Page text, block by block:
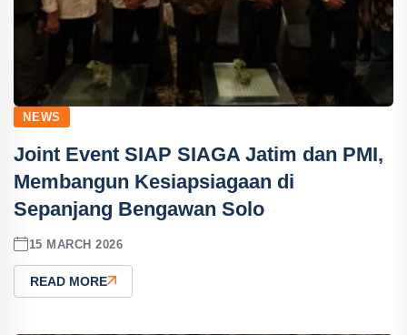
NEWS
Joint Event SIAP SIAGA Jatim dan PMI,
Membangun Kesiapsiagaan di
Sepanjang Bengawan Solo
15 MARCH 2026
READ MORE